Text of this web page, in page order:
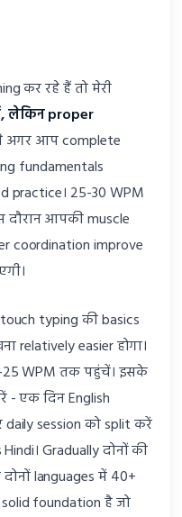
कर रहे हैं तो मेरी
लेकिन proper
अगर आप complete
fundamentals
practice। 25-30 WPM
आपकी muscle
coordination improve
typing की basics
relatively easier होगा।
25 WPM तक पहुंचें। इसके
- एक दिन English
session को split करें
Gradually दोनों की
languages में 40+
foundation है जो